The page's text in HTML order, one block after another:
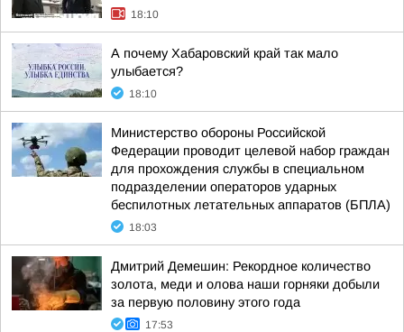
18:10
А почему Хабаровский край так мало
улыбается?
18:10
Министерство обороны Российской
Федерации проводит целевой набор граждан
для прохождения службы в специальном
подразделении операторов ударных
беспилотных летательных аппаратов (БПЛА)
18:03
Дмитрий Демешин: Рекордное количество
золота, меди и олова наши горняки добыли
за первую половину этого года
17:53